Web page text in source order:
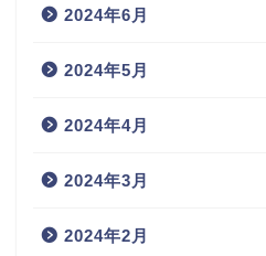
2024年6月
2024年5月
2024年4月
2024年3月
2024年2月